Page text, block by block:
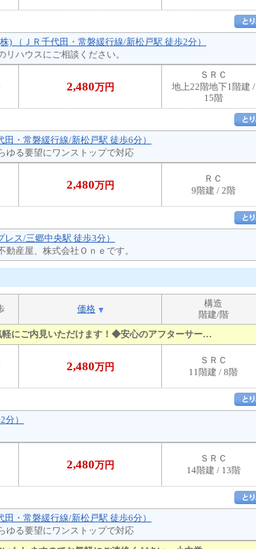
（ＪＲ千代田・常磐緩行線/新松戸駅 徒歩2分）
ハウスにご相談ください。
2,480万円
ＳＲＣ
地上22階地下1階建 /
15階
・常磐緩行線/新松戸駅 徒歩6分）
ゆる要望にワンストップで対応
2,480万円
ＲＣ
9階建 / 2階
ス/三郷中央駅 徒歩3分）
産屋、株式会社Ｏｎｅです。
価格
構造
階建/階
にご内見いただけます！◆安心のアフターサー…
2,480万円
ＳＲＣ
11階建 / 8階
）
2,480万円
ＳＲＣ
14階建 / 13階
・常磐緩行線/新松戸駅 徒歩6分）
ゆる要望にワンストップで対応